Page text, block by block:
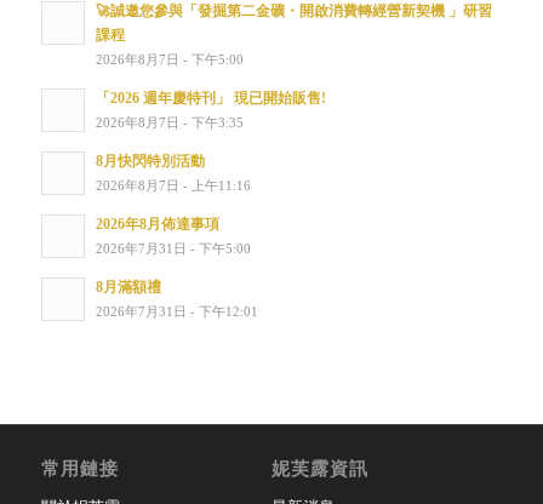
🚀誠邀您參與「發掘第二金礦・開啟消費轉經營新契機 」研習
課程
2026年8月7日 - 下午5:00
「2026 週年慶特刊」 現已開始販售!
2026年8月7日 - 下午3:35
8月快閃特別活動
2026年8月7日 - 上午11:16
2026年8月佈達事項
2026年7月31日 - 下午5:00
8月滿額禮
2026年7月31日 - 下午12:01
常用鏈接 妮芙露資訊